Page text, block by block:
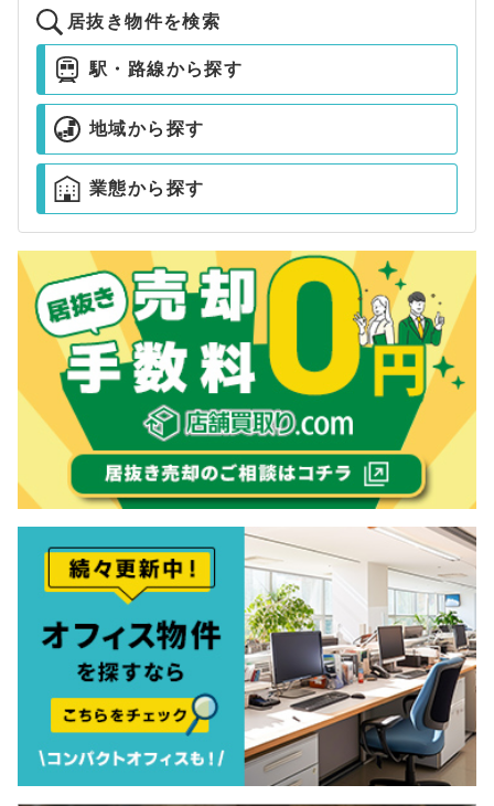
居抜き物件を検索
駅・路線から探す
地域から探す
業態から探す